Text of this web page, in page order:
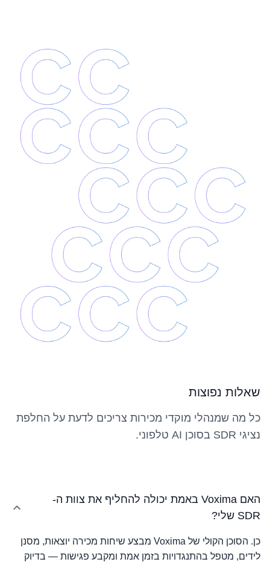
שאלות נפוצות
כל מה שמנהלי מוקדי מכירות צריכים לדעת על החלפת
נציגי SDR בסוכן AI טלפוני.
האם Voxima באמת יכולה להחליף את צוות ה-
SDR שלי?
כן. הסוכן הקולי של Voxima מבצע שיחות מכירה יוצאות, מסנן
לידים, מטפל בהתנגדויות בזמן אמת ומקבע פגישות — בדיוק